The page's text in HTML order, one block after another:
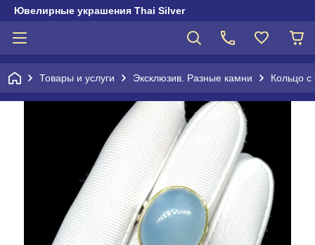
Ювелирные украшения Thai Silver
Товары и услуги Эксклюзив. Разные камни Кольцо